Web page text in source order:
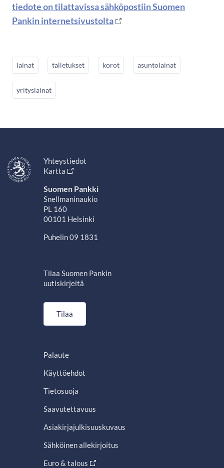
tiedote on tilattavissa sähköpostiin Suomen
Pankin internetsivustolta
lainat talletukset korot asuntolainat
yrityslainat
Yhteystiedot
Kartta
Suomen Pankki
Snellmaninaukio
PL 160
00101 Helsinki
Puhelin 09 1831
Tilaa Suomen Pankin
uutiskirjeitä
Tilaa
Palaute
Käyttöehdot
Tietosuoja
Saavutettavuus
Asiakirjajulkisuuskuvaus
Sähköinen allekirjoitus
Euro & talous